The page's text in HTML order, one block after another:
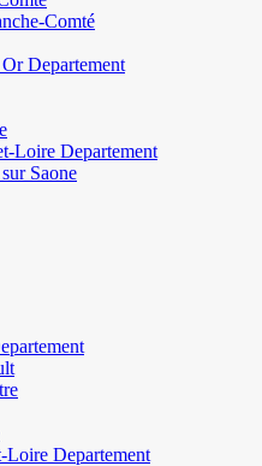
Comté
Departement
Loire Departement
Saone
Loire Departement